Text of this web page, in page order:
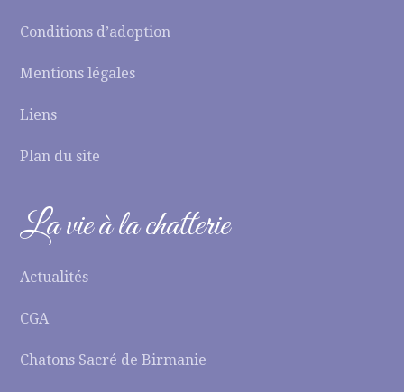
Conditions d’adoption
Mentions légales
Liens
Plan du site
La vie à la chatterie
Actualités
CGA
Chatons Sacré de Birmanie